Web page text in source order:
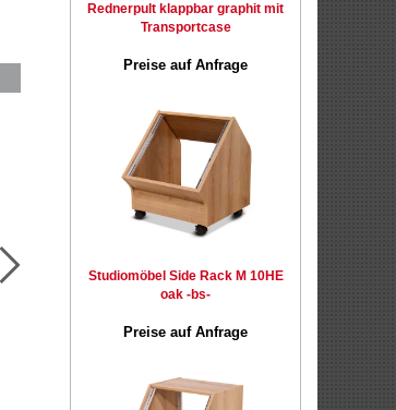
Kundensicherheit
DJ Equipment +
Alben
Rednerpult klappbar graphit mit
Transportcase
Preise auf Anfrage
Studiomöbel Side Rack M 10HE
oak -bs-
Preise auf Anfrage